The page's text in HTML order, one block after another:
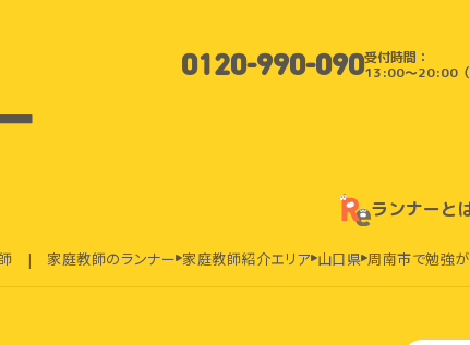
0120-990-090受付時間：
13:00〜20:00（
ランナーと
師 | 家庭教師のランナー 家庭教師紹介エリア 山口県 周南市で勉強